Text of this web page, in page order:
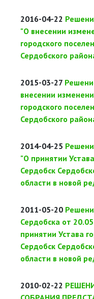
2016-04-22
"О внесении
городского
Сердобского
2015-03-27
внесении
городского
Сердобского
2014-04-25
"О принятии
Сердобск
области в новой
2011-05-20
Сердобска от
принятии Устава
Сердобск
области в новой
2010-02-22